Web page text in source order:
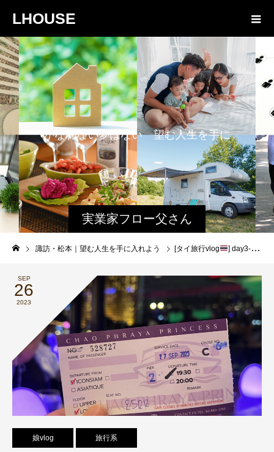
LHOUSE
実業家フロー父さん
と娘のファミログ
かなわない夢はない 望む人生を手に入れよう
諏訪・松本｜望む人生を手に入れよう [タイ旅行vlog ] day3-2 三大寺院周遊〜アイコンサイアム〜ディナークルーズ
SEP
26
2023
娘vlog 旅行系